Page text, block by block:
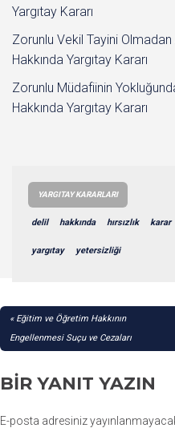
Yargıtay Kararı
Zorunlu Vekil Tayini
Hakkında Yargıtay Kararı
Zorunlu Müdafiinin
Hakkında Yargıtay Kararı
YARGITAY KARARLARI
delil hakkında hırsızlık karar
yargıtay yetersizliği
YAZI
GEZINMESI
Eğitim ve Öğretim Hakkının
Engellenmesi Suçu ve Cezaları
BIR YANIT YAZIN
E-posta adresiniz